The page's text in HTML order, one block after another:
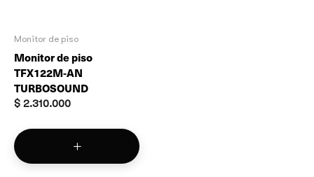
Monitor de piso
Monitor de piso
TFX122M-AN
TURBOSOUND
$ 2.310.000